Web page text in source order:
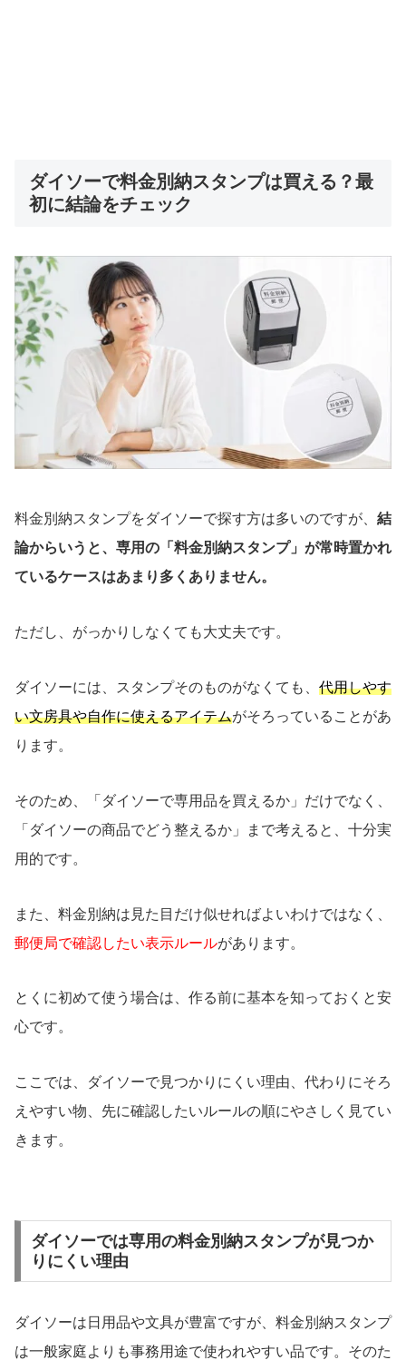
ダイソーで料金別納スタンプは買える？最
初に結論をチェック
料金別納スタンプをダイソーで探す方は多いのですが、 結
論からいうと、専用の「料金別納スタンプ」が常時置かれ
ているケースはあまり多くありません。
ただし、がっかりしなくても大丈夫です。
ダイソーには、スタンプそのものがなくても、 代用しやす
い文房具や自作に使えるアイテムがそろっていることがあ
ります。
そのため、「ダイソーで専用品を買えるか」だけでなく、
「ダイソーの商品でどう整えるか」まで考えると、十分実
用的です。
また、料金別納は見た目だけ似せればよいわけではなく、
郵便局で確認したい表示ルールがあります。
とくに初めて使う場合は、作る前に基本を知っておくと安
心です。
ここでは、ダイソーで見つかりにくい理由、代わりにそろ
えやすい物、先に確認したいルールの順にやさしく見てい
きます。
ダイソーでは専用の料金別納スタンプが見つか
りにくい理由
ダイソーは日用品や文具が豊富ですが、料金別納スタンプ
は一般家庭よりも事務用途で使われやすい品です。そのた